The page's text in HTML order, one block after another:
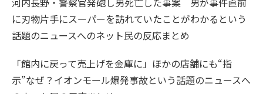
に刃物片手にスーパーを訪れていたことがわかるという
話題のニュースへのネット民の反応まとめ
「館内に戻って売上げを金庫に」ほかの店舗にも“指
示”なぜ？イオンモール爆発事故という話題のニュースへ